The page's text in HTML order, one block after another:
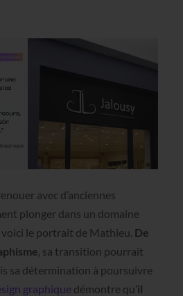
avec d’anciennes
plonger dans un domaine
le portrait de Mathieu. De
, sa transition pourrait
sa détermination à poursuivre
graphiquedémontre qu’il